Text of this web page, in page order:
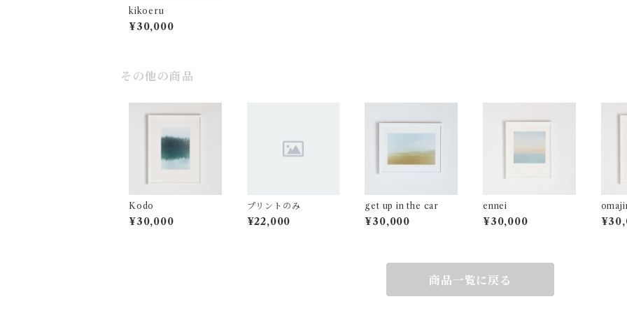
kikoeru
¥30,000
その他の商品
Kodo
¥30,000
プリントのみ
¥22,000
get up in the car
¥30,000
ennei
¥30,000
商品一覧に戻る